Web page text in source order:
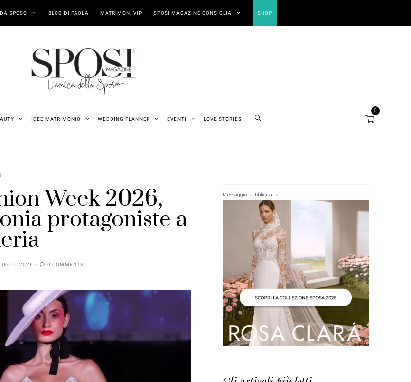
SPOSO BLOG DI PAOLA MATRIMONI VIP SPOSI MAGAZINE CONSIGLIA SHOP
IDEE MATRIMONIO WEDDING PLANNER EVENTI LOVE STORIES
0
Week 2026,
protagoniste a
2026 0 COMMENTS
Messaggio pubblicitario